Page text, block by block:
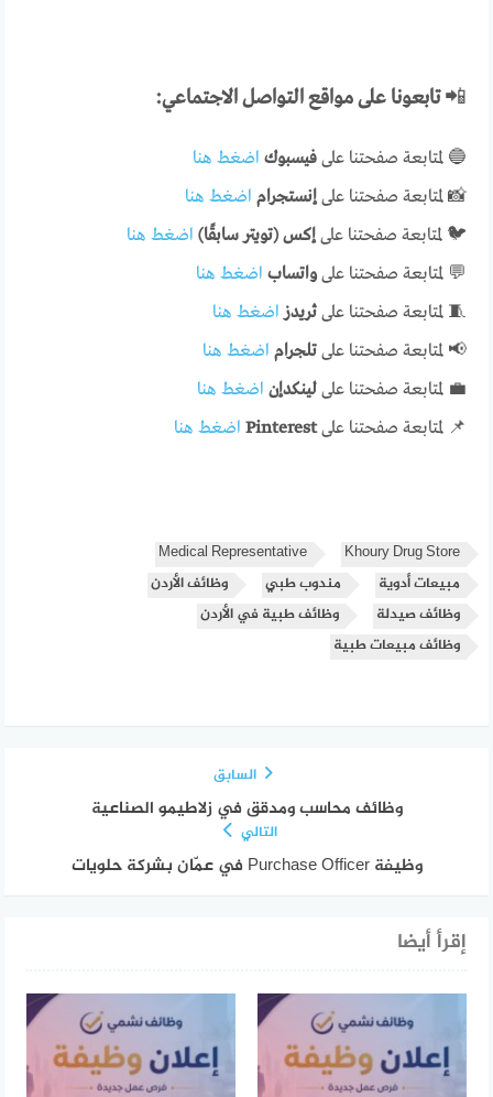
📲تابعونا على مواقع التواصل الاجتماعي:
🔵 لمتابعة صفحتنا علىفيسبوك اضغط هنا
📸 لمتابعة صفحتنا علىإنستجرام اضغط هنا
🐦 لمتابعة صفحتنا علىإكس (تويتر سابقًا) اضغط هنا
💬 لمتابعة صفحتنا علىواتساب اضغط هنا
🧵 لمتابعة صفحتنا علىثريدز اضغط هنا
📢 لمتابعة صفحتنا علىتلجرام اضغط هنا
💼 لمتابعة صفحتنا علىلينكدإن اضغط هنا
📌 لمتابعة صفحتنا علىPinterest اضغط هنا
Khoury Drug Store
Medical Representative
مبيعات أدوية
مندوب طبي
وظائف الأردن
وظائف صيدلة
وظائف طبية في الأردن
وظائف مبيعات طبية
السابق
وظائف محاسب ومدقق في زلاطيمو الصناعية
التالي
وظيفة Purchase Officer في عمّان بشركة حلويات
إقرأ أيضا